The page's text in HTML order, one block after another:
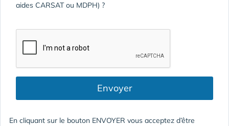
aides CARSAT ou MDPH) ?
Envoyer
En cliquant sur le bouton ENVOYER vous acceptez d’être